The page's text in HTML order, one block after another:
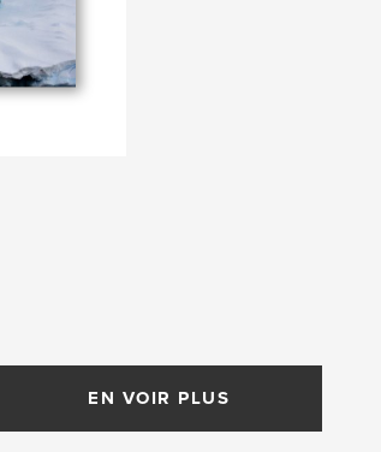
EN VOIR PLUS